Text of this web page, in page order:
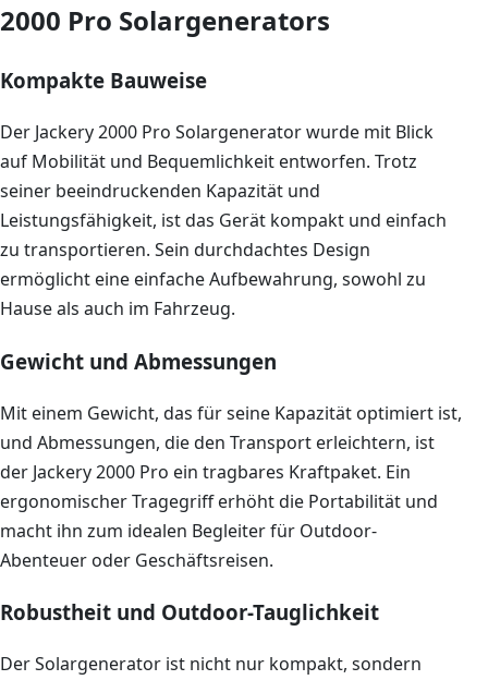
2000 Pro Solargenerators
Kompakte Bauweise
Der Jackery 2000 Pro Solargenerator wurde mit Blick
auf Mobilität und Bequemlichkeit entworfen. Trotz
seiner beeindruckenden Kapazität und
Leistungsfähigkeit, ist das Gerät kompakt und einfach
zu transportieren. Sein durchdachtes Design
ermöglicht eine einfache Aufbewahrung, sowohl zu
Hause als auch im Fahrzeug.
Gewicht und Abmessungen
Mit einem Gewicht, das für seine Kapazität optimiert ist,
und Abmessungen, die den Transport erleichtern, ist
der Jackery 2000 Pro ein tragbares Kraftpaket. Ein
ergonomischer Tragegriff erhöht die Portabilität und
macht ihn zum idealen Begleiter für Outdoor-
Abenteuer oder Geschäftsreisen.
Robustheit und Outdoor-Tauglichkeit
Der Solargenerator ist nicht nur kompakt, sondern